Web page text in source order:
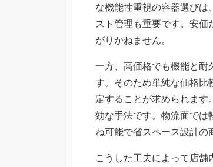
な機能性重視の容器選びは
スト管理も重要です。安
がりかねません。
一方、高価格でも機能と耐
す。そのため単純な価格比
定することが求められま
効な手法です。物流面では
ね可能で省スペース設計の
こうした工夫によって店